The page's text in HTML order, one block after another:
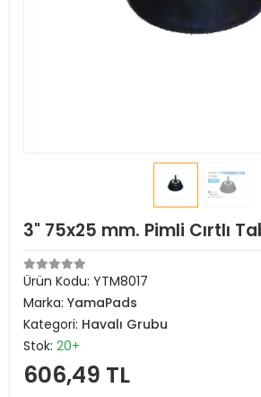
3" 75x25 mm. Pimli Cırtlı
Ürün Kodu: YTM8017
Marka: YamaPads
Kategori: Havalı Grubu
Stok: 20+
606,49 TL